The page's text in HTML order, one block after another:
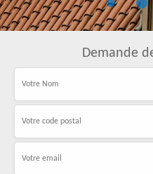
Demande